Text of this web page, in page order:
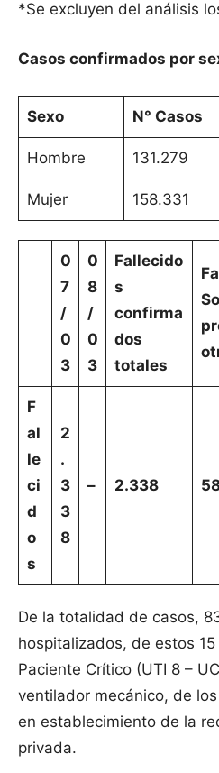
*Se excluyen del análisis
Casos confirmados por
Sexo N° Casos
Hombre 131.279
Mujer 158.331
0
7
/
0
3
0
8
/
0
3
Fallecido
s
confirma
dos
totales
F
al
le
ci
d
o
s
2
.
3
3
8
– 2.338
De la totalidad de casos,
hospitalizados, de estos
Paciente Crítico (UTI 8 –
ventilador mecánico, de
en establecimiento de la
privada.